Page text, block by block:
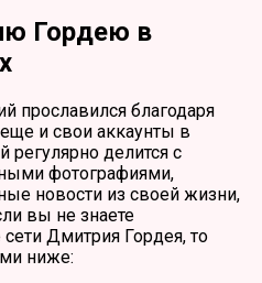
Гордею в
прославился благодаря
и свои аккаунты в
регулярно делится с
фотографиями,
новости из своей жизни,
вы не знаете
Дмитрия Гордея, то
ниже: